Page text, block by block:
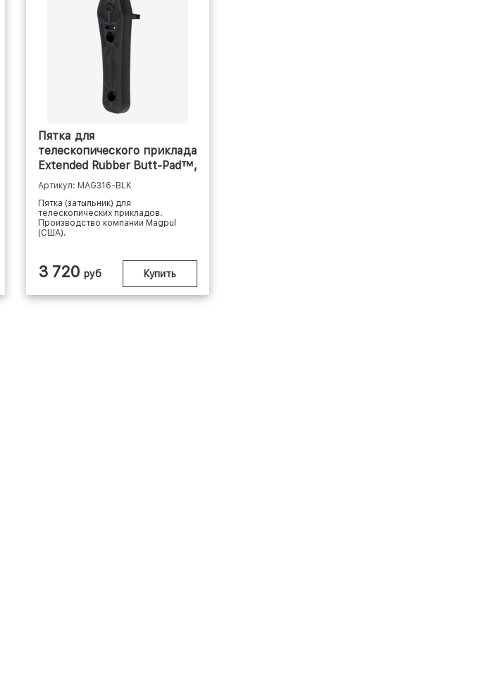
Пятка для
телескопического приклада
Extended Rubber Butt-Pad™,
0,55" Mag...
Артикул: MAG316-BLK
Пятка (затыльник) для
телескопических прикладов.
Производство компании Magpul
(США).
3 720 руб Купить